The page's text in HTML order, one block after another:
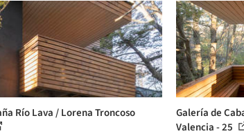
Río Lava / Lorena Troncoso
Galería de
Valencia - 25